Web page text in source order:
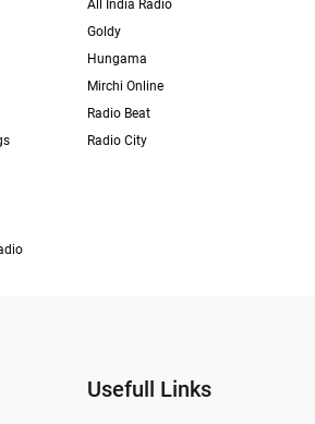
All India Radio
Goldy
Hungama
Mirchi Online
Radio Beat
Radio City
Usefull Links